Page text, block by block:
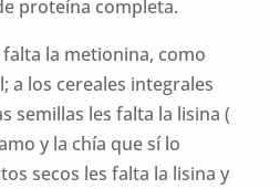
proteína completa.
la metionina, como
a los cereales integrales
semillas les falta la lisina (
y la chía que sí lo
secos les falta la lisina y